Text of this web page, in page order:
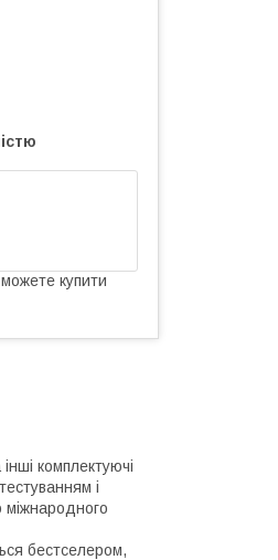
купити
комплектуючі
і
міжнародного
бестселером,